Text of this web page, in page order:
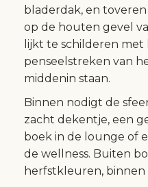
bladerdak, en
op de houten gevel
lijkt te schilderen met
penseelstreken van
middenin staan.
Binnen nodigt de
zacht dekentje, een
boek in de lounge of
de wellness. Buiten
herfstkleuren,